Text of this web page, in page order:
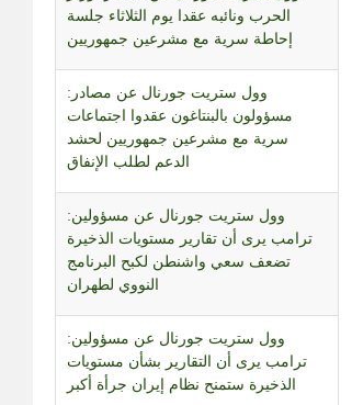
وول ستريت جورنال عن مصادر:
مسؤولون بالبنتاغون عقدوا اجتماعات
الدعم لطلب الإنفاق
وول ستريت جورنال عن مسؤولين:
ترامب يرى أن تقارير مستويات الذخيرة
النووي لطهران
وول ستريت جورنال عن مسؤولين:
ترامب يرى أن التقارير بشأن مستويات
وول ستريت جورنال عن مسؤولين:
ترامب طلب تحقيقات بشأن تسريبات عن